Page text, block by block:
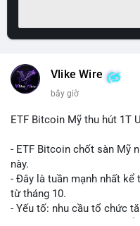
Vlike Wire
bây giờ
ETF Bitcoin Mỹ thu hút 1T
- ETF Bitcoin chốt sàn Mỹ
này.
- Đây là tuần mạnh nhất kể
từ tháng 10.
- Yếu tố: nhu cầu tổ chức